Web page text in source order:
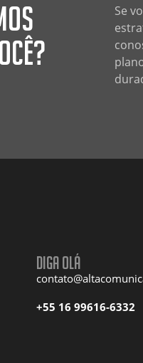
Se
Diga olá
+55 16 99616-6332